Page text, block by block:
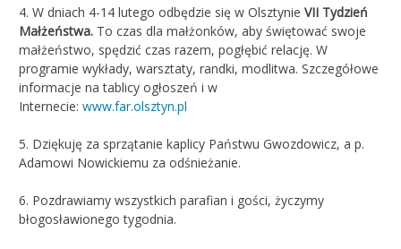
4. W dniach 4-14 lutego odbędzie się w Olsztynie VII Tydzień
Małżeństwa. To czas dla małżonków, aby świętować swoje
małżeństwo, spędzić czas razem, pogłębić relację. W
programie wykłady, warsztaty, randki, modlitwa. Szczegółowe
informacje na tablicy ogłoszeń i w
Internecie: www.far.olsztyn.pl
5. Dziękuję za sprzątanie kaplicy Państwu Gwozdowicz, a p.
Adamowi Nowickiemu za odśnieżanie.
6. Pozdrawiamy wszystkich parafian i gości, życzymy
błogosławionego tygodnia.